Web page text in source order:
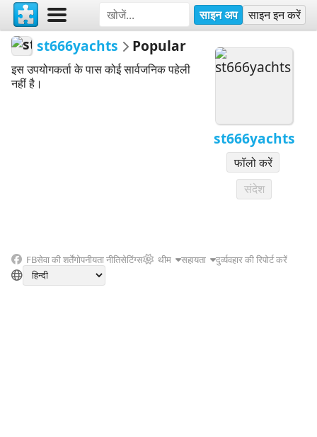
साइन अप साइन इन करें
st666yachts
फॉलो करें
संदेश
st666yachts Popular
इस उपयोगकर्ता के पास कोई सार्वजनिक पहेली
नहीं है।
FBसेवा की शर्तेंगोपनीयता नीतिसेटिंग्स थीम सहायता दुर्व्यवहार की रिपोर्ट करें